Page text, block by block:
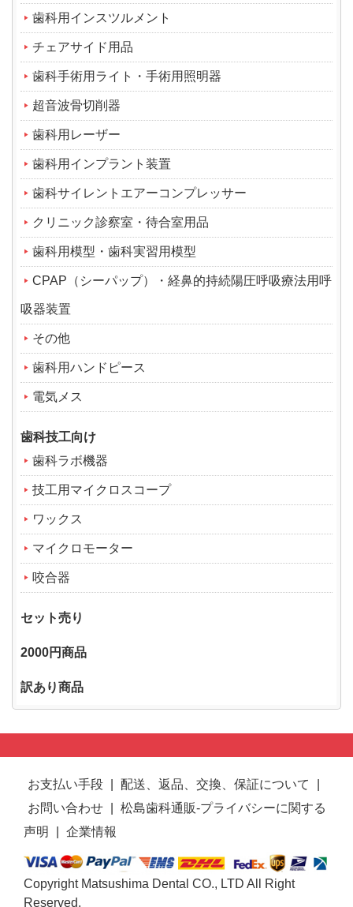
歯科用インスツルメント
チェアサイド用品
歯科手術用ライト・手術用照明器
超音波骨切削器
歯科用レーザー
歯科用インプラント装置
歯科サイレントエアーコンプレッサー
クリニック診察室・待合室用品
歯科用模型・歯科実習用模型
CPAP（シーパップ）・経鼻的持続陽圧呼吸療法用呼
吸器装置
その他
歯科用ハンドピース
電気メス
歯科技工向け
歯科ラボ機器
技工用マイクロスコープ
ワックス
マイクロモーター
咬合器
セット売り
2000円商品
訳あり商品
お支払い手段 配送、返品、交換、保証について
お問い合わせ
松島歯科通販-プライバシーに関する
声明
企業情報
Copyright Matsushima Dental CO., LTD All Right
Reserved.